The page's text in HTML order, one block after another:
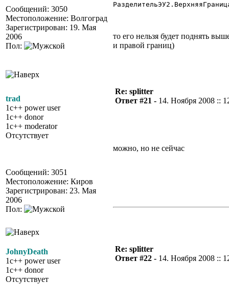
Сообщений: 3050
Местоположение: Волгоград
Зарегистрирован: 19. Мая
2006
Пол:
то его нельзя будет поднять
и правой границ)
trad
1c++ power user
1c++ donor
1c++ moderator
Отсутствует
Сообщений: 3051
Местоположение: Киров
Зарегистрирован: 23. Мая
2006
Пол:
Re: splitter
Ответ #21 - 14. Ноября 2008 ::
можно, но не сейчас
JohnyDeath
1c++ power user
1c++ donor
Отсутствует
Re: splitter
Ответ #22 - 14. Ноября 2008 ::